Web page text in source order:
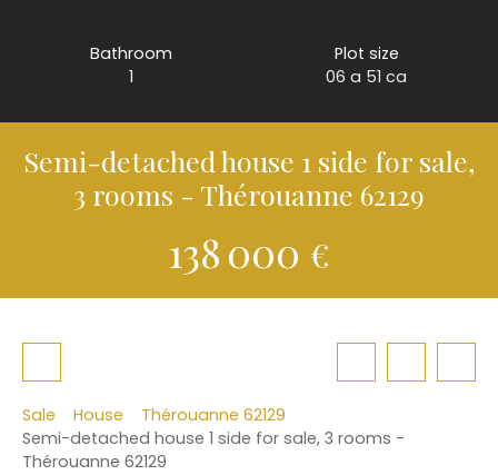
Bathroom
1
Plot size
06 a 51 ca
Semi-detached house 1 side for sale,
3 rooms - Thérouanne 62129
138 000 €
Sale House
Thérouanne 62129
Semi-detached house 1 side for sale, 3 rooms -
Thérouanne 62129